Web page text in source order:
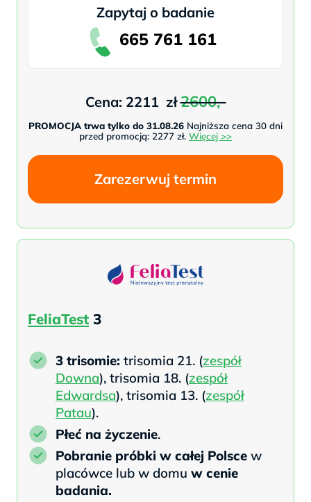
Zapytaj o badanie
665 761 161
Cena: 2211 zł2600,-
PROMOCJA trwa tylko do 31.08.26 Najniższa cena 30 dni
przed promocją: 2277 zł. Więcej >>
Zarezerwuj termin
FeliaTest 3
3 trisomie: trisomia 21. (zespół
Downa), trisomia 18. (zespół
Edwardsa), trisomia 13. (zespół
Patau).
Płeć na życzenie.
Pobranie próbki w całej Polsce w
placówce lub w domu w cenie
badania.